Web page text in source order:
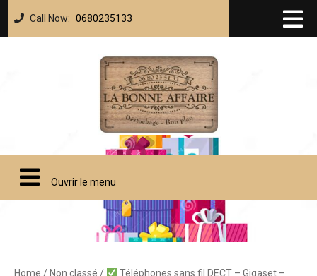
Call Now: 0680235133
Ouvrir le menu
Home / Non classé /
Téléphones sans fil DECT – Gigaset –